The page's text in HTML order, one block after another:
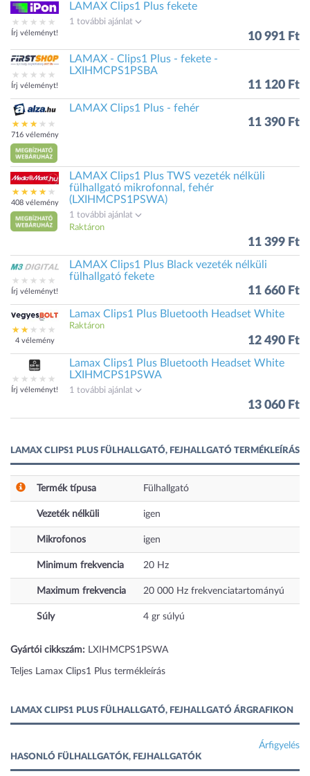
Írj véleményt!
LAMAX Clips1 Plus fekete
1 további ajánlat
10 991 Ft
Írj véleményt!
LAMAX - Clips1 Plus - fekete -
LXIHMCPS1PSBA
11 120 Ft
716 vélemény
LAMAX Clips1 Plus - fehér
11 390 Ft
408 vélemény
LAMAX Clips1 Plus TWS vezeték nélküli
fülhallgató mikrofonnal, fehér
(LXIHMCPS1PSWA)
1 további ajánlat
Raktáron
11 399 Ft
Írj véleményt!
LAMAX Clips1 Plus Black vezeték nélküli
fülhallgató fekete
11 660 Ft
4 vélemény
Lamax Clips1 Plus Bluetooth Headset White
Raktáron
12 490 Ft
Írj véleményt!
Lamax Clips1 Plus Bluetooth Headset White
LXIHMCPS1PSWA
1 további ajánlat
13 060 Ft
LAMAX CLIPS1 PLUS FÜLHALLGATÓ, FEJHALLGATÓ TERMÉKLEÍRÁS
Termék típusa Fülhallgató
Vezeték nélküli igen
Mikrofonos igen
Minimum frekvencia 20 Hz
Maximum frekvencia 20 000 Hz frekvenciatartományú
Súly 4 gr súlyú
Gyártói cikkszám: LXIHMCPS1PSWA
Teljes Lamax Clips1 Plus termékleírás
LAMAX CLIPS1 PLUS FÜLHALLGATÓ, FEJHALLGATÓ ÁRGRAFIKON
Árfigyelés
HASONLÓ FÜLHALLGATÓK, FEJHALLGATÓK